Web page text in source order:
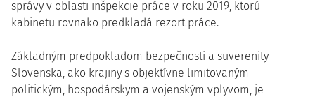
správy v oblasti inšpekcie práce v roku 2019, ktorú
kabinetu rovnako predkladá rezort práce.
Základným predpokladom bezpečnosti a suverenity
Slovenska, ako krajiny s objektívne limitovaným
politickým, hospodárskym a vojenským vplyvom, je